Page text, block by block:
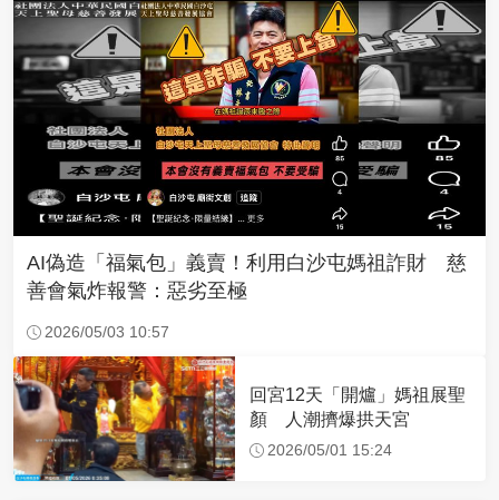
AI偽造「福氣包」義賣！利用白沙屯媽祖詐財 慈
善會氣炸報警：惡劣至極
2026/05/03 10:57
回宮12天「開爐」媽祖展聖
顏 人潮擠爆拱天宮
2026/05/01 15:24